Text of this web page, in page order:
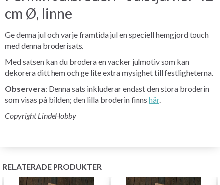
cm Ø, linne
Ge denna jul och varje framtida jul en speciell hemgjord touch
med denna broderisats.
Med satsen kan du brodera en vacker julmotiv som kan
dekorera ditt hem och ge lite extra mysighet till festligheterna.
Observera: Denna sats inkluderar endast den stora broderin
som visas på bilden; den lilla broderin finns här.
Copyright LindeHobby
RELATERADE PRODUKTER